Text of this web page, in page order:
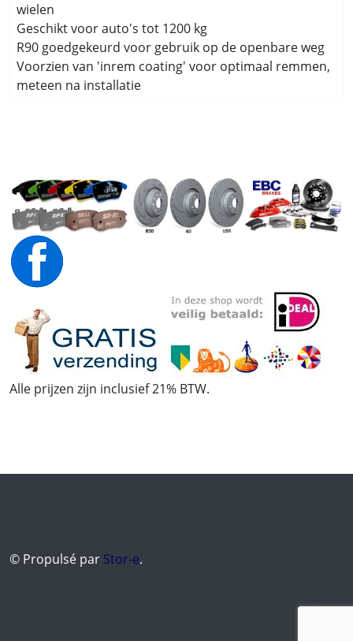
wielen
Geschikt voor auto's tot 1200 kg
R90 goedgekeurd voor gebruik op de openbare weg
Voorzien van 'inrem coating' voor optimaal remmen,
meteen na installatie
Alle prijzen zijn inclusief 21% BTW.
© Propulsé par Stor-e.